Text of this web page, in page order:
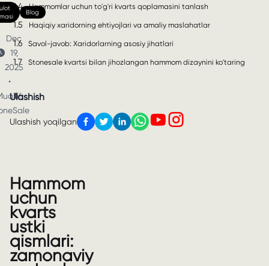
Blog
Dec
19,
2025
•
Hammom
uchun
kvarts
ustki
qismlari:
zamonaviy
1.4 Hammomlar uchun to'g'ri kvarts qoplamasini tanlash
1.5 Haqiqiy xaridorning ehtiyojlari va amaliy maslahatlar
1.6 Savol-javob: Xaridorlarning asosiy jihatlari
1.7 Stonesale kvartsi bilan jihozlangan hammom dizaynini ko'taring
Ulashish
Ulashish yoqilgan